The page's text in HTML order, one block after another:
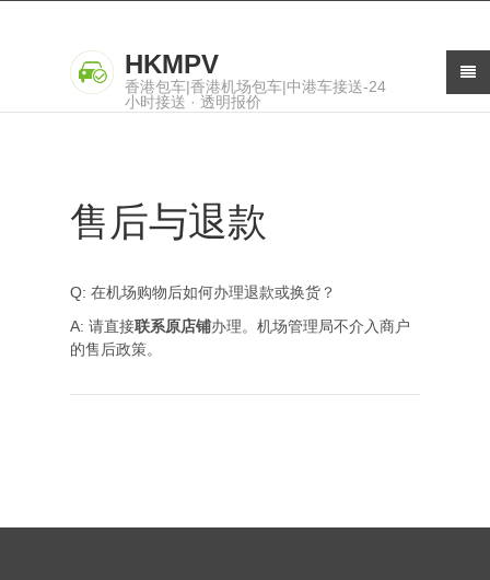
HKMPV
香港包车|香港机场包车|中港车接送-24
小时接送 · 透明报价
售后与退款
Q: 在机场购物后如何办理退款或换货？
A: 请直接联系原店铺办理。机场管理局不介入商户
的售后政策。